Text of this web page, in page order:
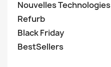
Nouvelles Technologies
Refurb
Black Friday
BestSellers